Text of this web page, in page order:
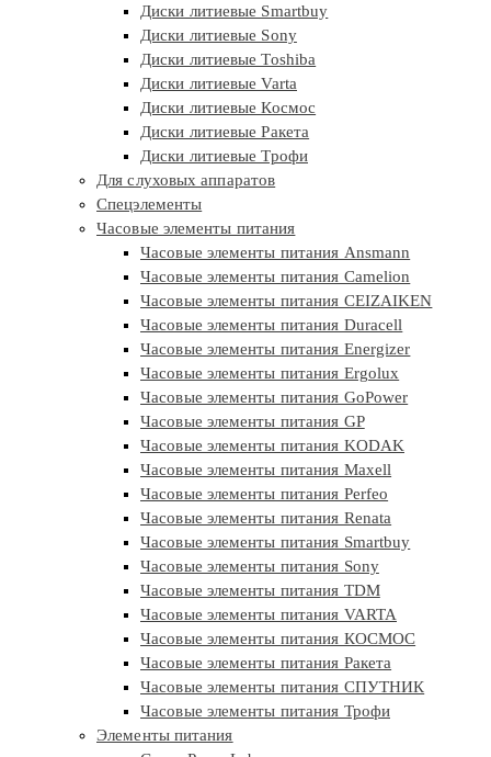
Диски литиевые Smartbuy
Диски литиевые Sony
Диски литиевые Toshiba
Диски литиевые Varta
Диски литиевые Космос
Диски литиевые Ракета
Диски литиевые Трофи
Для слуховых аппаратов
Спецэлементы
Часовые элементы питания
Часовые элементы питания Ansmann
Часовые элементы питания Camelion
Часовые элементы питания CEIZAIKEN
Часовые элементы питания Duracell
Часовые элементы питания Energizer
Часовые элементы питания Ergolux
Часовые элементы питания GoPower
Часовые элементы питания GP
Часовые элементы питания KODAK
Часовые элементы питания Maxell
Часовые элементы питания Perfeo
Часовые элементы питания Renata
Часовые элементы питания Smartbuy
Часовые элементы питания Sony
Часовые элементы питания TDM
Часовые элементы питания VARTA
Часовые элементы питания КОСМОС
Часовые элементы питания Ракета
Часовые элементы питания СПУТНИК
Часовые элементы питания Трофи
Элементы питания